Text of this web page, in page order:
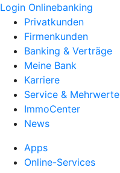
Login Onlinebanking
Privatkunden
Firmenkunden
Banking & Verträge
Meine Bank
Karriere
Service & Mehrwerte
ImmoCenter
News
Apps
Online-Services